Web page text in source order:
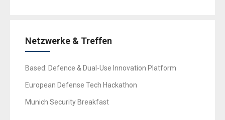
Netzwerke & Treffen
Based: Defence & Dual-Use Innovation Platform
European Defense Tech Hackathon
Munich Security Breakfast